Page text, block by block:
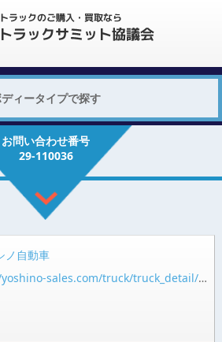
ィータイプで探す
お問い合わせ番号
29-110036
ノ自動車
sales.com/truck/truck_detail/?id=48208